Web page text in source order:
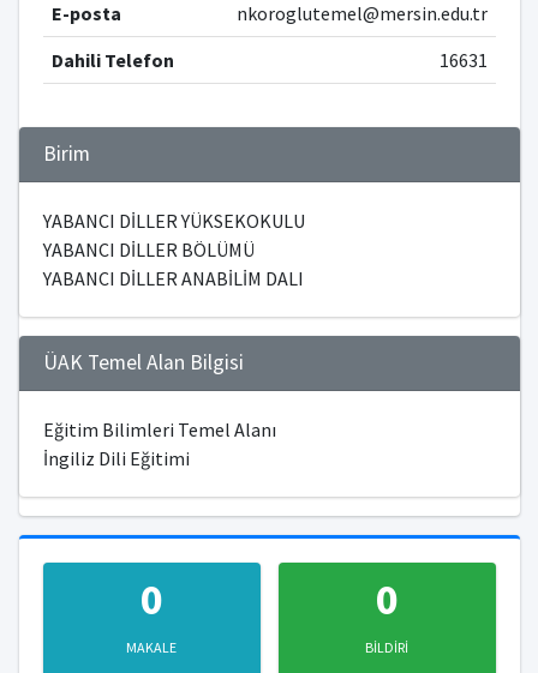
E-posta
nkoroglutemel@mersin.edu.tr
Dahili Telefon
16631
Birim
YABANCI DİLLER YÜKSEKOKULU
YABANCI DİLLER BÖLÜMÜ
YABANCI DİLLER ANABİLİM DALI
ÜAK Temel Alan Bilgisi
Eğitim Bilimleri Temel Alanı
İngiliz Dili Eğitimi
0
MAKALE
0
BİLDİRİ